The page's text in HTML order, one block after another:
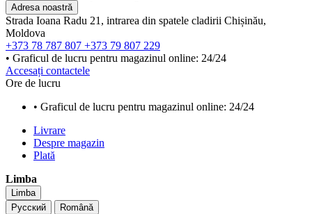
Adresa noastră
Strada Ioana Radu 21, intrarea din spatele cladirii Chișinău,
Moldova
+373 78 787 807 +373 79 807 229
• Graficul de lucru pentru magazinul online: 24/24
Accesați contactele
Ore de lucru
• Graficul de lucru pentru magazinul online: 24/24
Livrare
Despre magazin
Plată
Limba
Limba
Русский
Română